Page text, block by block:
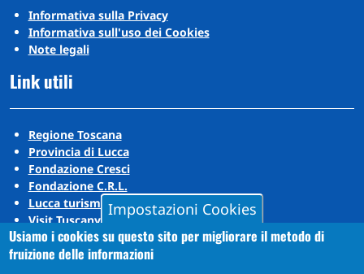
Informativa sulla Privacy
Informativa sull'uso dei Cookies
Note legali
Link utili
Regione Toscana
Provincia di Lucca
Fondazione Cresci
Fondazione C.R.L.
Lucca turismo
Visit Tuscany
Puccini Lands
Social media
Impostazioni Cookies
Usiamo i cookies su questo sito per migliorare il metodo di
fruizione delle informazioni